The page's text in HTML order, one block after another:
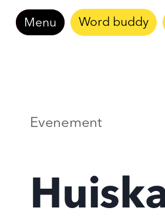
Doorgaan
naarMenu Word buddy
Evenement